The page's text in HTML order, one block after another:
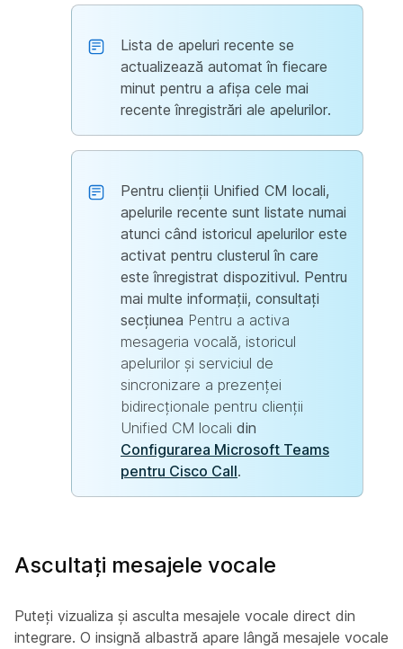
Lista de apeluri recente se
actualizează automat în fiecare
minut pentru a afișa cele mai
recente înregistrări ale apelurilor.
Pentru clienții Unified CM locali,
apelurile recente sunt listate numai
atunci când istoricul apelurilor este
activat pentru clusterul în care
este înregistrat dispozitivul. Pentru
mai multe informații, consultați
secțiunea Pentru a activa
mesageria vocală, istoricul
apelurilor și serviciul de
sincronizare a prezenței
bidirecționale pentru clienții
Unified CM locali din
Configurarea Microsoft Teams
pentru Cisco Call.
Ascultați mesajele vocale
Puteți vizualiza și asculta mesajele vocale direct din
integrare. O insignă albastră apare lângă mesajele vocale